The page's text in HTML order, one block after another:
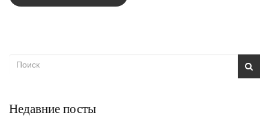
Недавние посты